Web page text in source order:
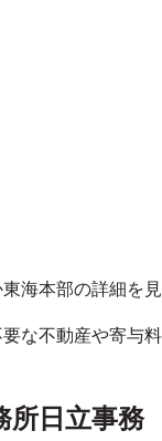
海本部の詳細を見
な不動産や寄与料
所日立事務